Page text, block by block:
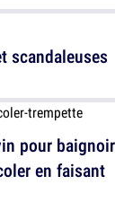
pour
en faisant
scandaleuses